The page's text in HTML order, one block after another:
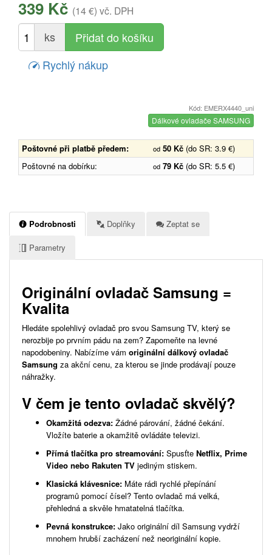
339 Kč (14 €) vč. DPH
ks
Rychlý nákup
Kód: EMERX4440_uni
Dálkové ovladače SAMSUNG
Poštovné při platbě předem: od 50 Kč (do SR: 3.9 €)
Poštovné na dobírku:
od 79 Kč (do SR: 5.5 €)
Podrobnosti Doplňky Zeptat se
Parametry
Originální ovladač Samsung =
Kvalita
Hledáte spolehlivý ovladač pro svou Samsung TV, který se
nerozbije po prvním pádu na zem? Zapomeňte na levné
napodobeniny. Nabízíme vám originální dálkový ovladač
Samsung za akční cenu, za kterou se jinde prodávají pouze
náhražky.
V čem je tento ovladač skvělý?
Okamžitá odezva: Žádné párování, žádné čekání.
Vložíte baterie a okamžitě ovládáte televizi.
Přímá tlačítka pro streamování: Spusťte Netflix, Prime
Video nebo Rakuten TV jediným stiskem.
Klasická klávesnice: Máte rádi rychlé přepínání
programů pomocí čísel? Tento ovladač má velká,
přehledná a skvěle hmatatelná tlačítka.
Pevná konstrukce: Jako originální díl Samsung vydrží
mnohem hrubší zacházení než neoriginální kopie.